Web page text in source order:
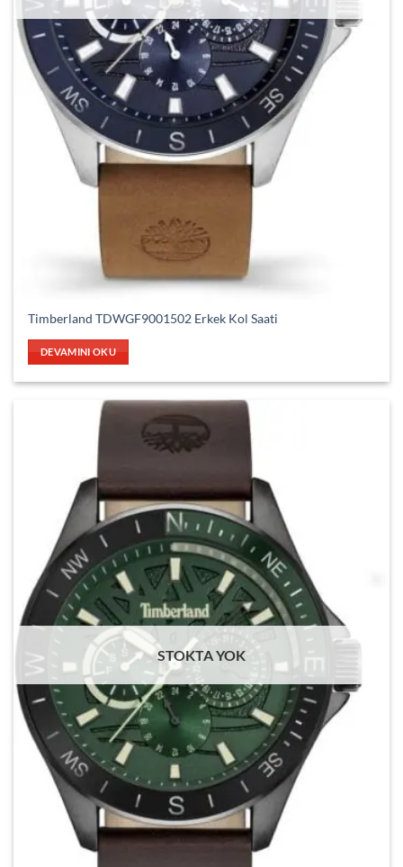
Timberland TDWGF9001502 Erkek Kol Saati
DEVAMINI OKU
STOKTA YOK